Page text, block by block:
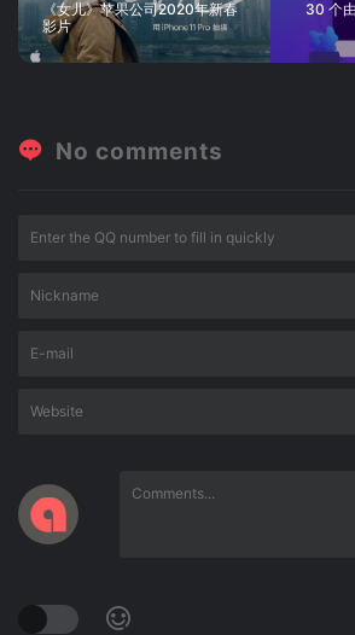
《女儿》苹果公司2020年新春
影片
30 个
No comments